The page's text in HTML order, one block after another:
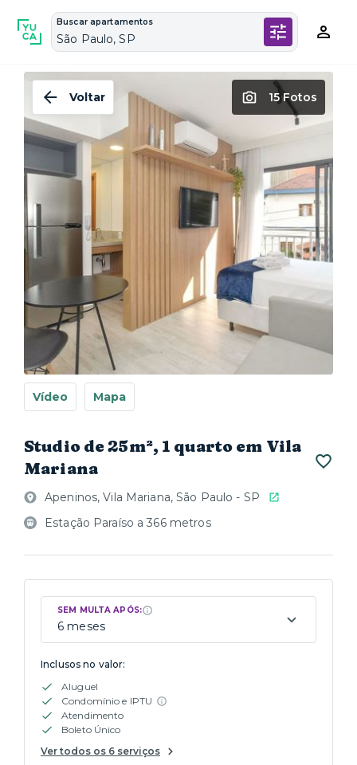
Buscar apartamentos
São Paulo, SP
Voltar 15 Fotos
Vídeo Mapa
Studio de 25m², 1 quarto em Vila
Mariana
Apeninos, Vila Mariana, São Paulo - SP
Estação Paraíso a 366 metros
SEM MULTA APÓS:
6 meses
Inclusos no valor:
Aluguel
Condomínio e IPTU
Atendimento
Boleto Único
Ver todos os 6 serviços